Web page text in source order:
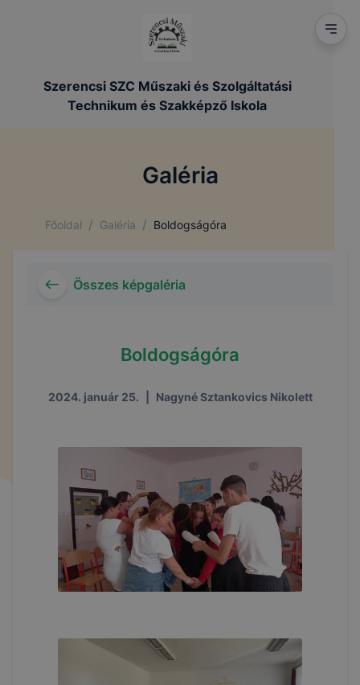
Szerencsi SZC Műszaki és Szolgáltatási
Technikum és Szakképző Iskola
Galéria
Főoldal / Galéria / Boldogságóra
Összes képgaléria
Boldogságóra
2024. január 25. Nagyné Sztankovics Nikolett